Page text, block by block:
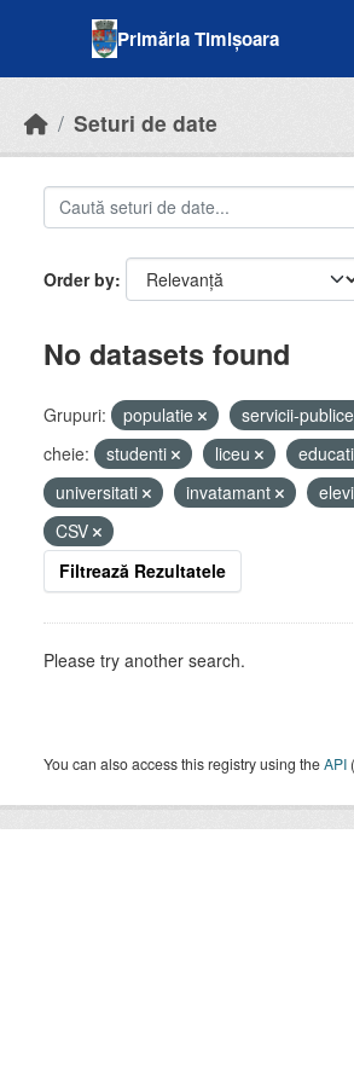
Primăria Timișoara
Seturi de date
Order by
No datasets found
Grupuri: populatie servicii-publice
cheie:
studenti liceu
universitati
invatamant elevi
CSV
Filtrează Rezultatele
Please try another search.
You can also access this registry using theAPI